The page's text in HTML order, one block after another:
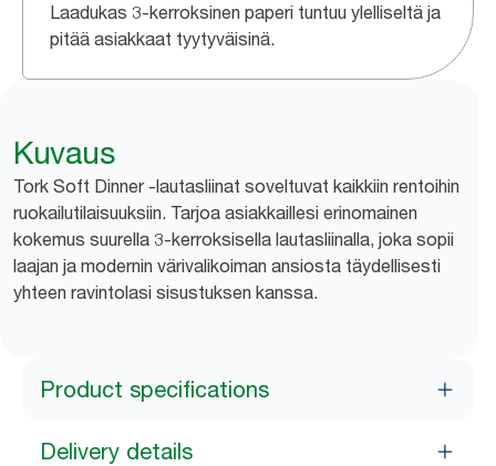
Laadukas 3-kerroksinen paperi tuntuu ylelliseltä ja
pitää asiakkaat tyytyväisinä.
Kuvaus
Tork Soft Dinner -lautasliinat soveltuvat kaikkiin rentoihin
ruokailutilaisuuksiin. Tarjoa asiakkaillesi erinomainen
kokemus suurella 3-kerroksisella lautasliinalla, joka sopii
laajan ja modernin värivalikoiman ansiosta täydellisesti
yhteen ravintolasi sisustuksen kanssa.
Product specifications
Delivery details